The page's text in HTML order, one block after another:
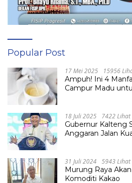
Popular Post
17 Mei 2025 15956
Ampuh! Ini 4
Campur Madu
18 Juli 2025 7422 Lihat
Gubernur Kalteng
Anggaran Jalan
31 Juli 2024 5943 Lihat
Murung Raya
Komoditi Kakao